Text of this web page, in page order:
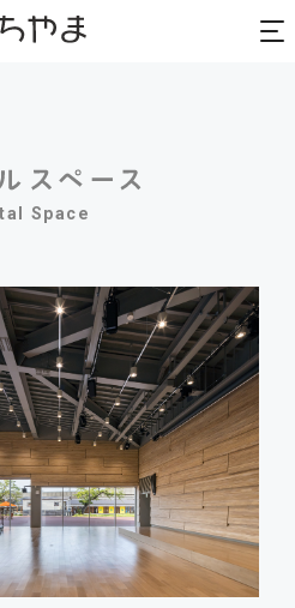
Space